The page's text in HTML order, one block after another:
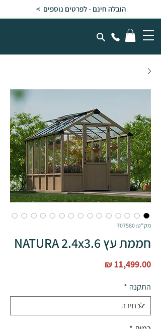
הובלה חינם - לפרטים נוספים >
מק"ט: 707580
חממת עץ NATURA 2.4x3.6
התקנה *